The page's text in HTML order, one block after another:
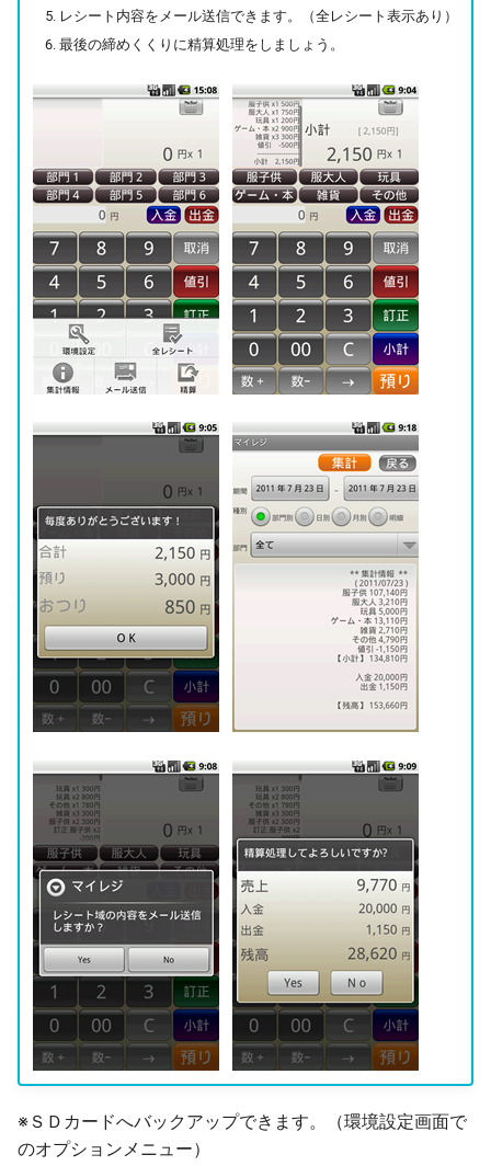
レシート内容をメール送信できます。（全レシート表示あり）
最後の締めくくりに精算処理をしましょう。
※ＳＤカードへバックアップできます。（環境設定画面で
のオプションメニュー）